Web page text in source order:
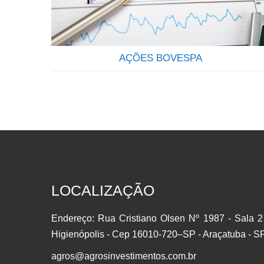
recebimento de ordens do exterior destinadas a
correntistas de todos os bancos Brasileiros….
em ações você se torna sócio de uma grande
empresa que é negociado em bolsa. É
considerado um investimento em…
AÇÕES BOVESPA
LOCALIZAÇÃO
Endereço: Rua Cristiano Olsen Nº 1987 - Sala
Higienópolis - Cep 16010-720–SP - Araçatuba -
agros@agrosinvestimentos.com.br